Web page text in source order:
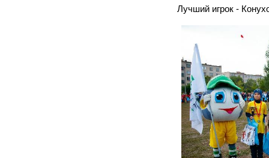
Лучший игрок -